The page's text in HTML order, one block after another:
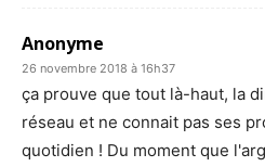
Anonyme
26 novembre 2018 à 16h37
ça prouve que tout là-haut, la
réseau et ne connait pas ses
quotidien ! Du moment que